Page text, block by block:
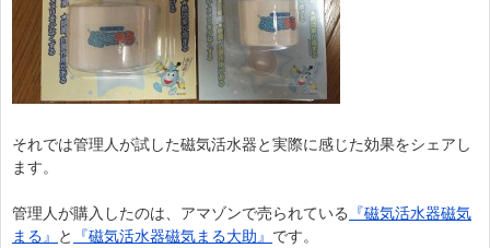
それでは管理人が試した磁気活水器と実際に感じた効果をシェアし
ます。
管理人が購入したのは、アマゾンで売られている
『磁気活水器磁気
まる』
と 『磁気活水器磁気まる大助』 です。